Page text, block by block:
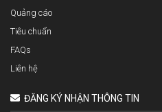
Quảng cáo
Tiêu chuẩn
FAQs
Liên hệ
ĐĂNG KÝ NHẬN THÔNG TIN